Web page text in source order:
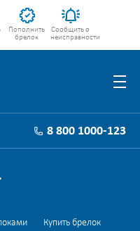
Пополнить
брелок
Сообщить о
неисправности
8 800 1000-123
Купить брелок